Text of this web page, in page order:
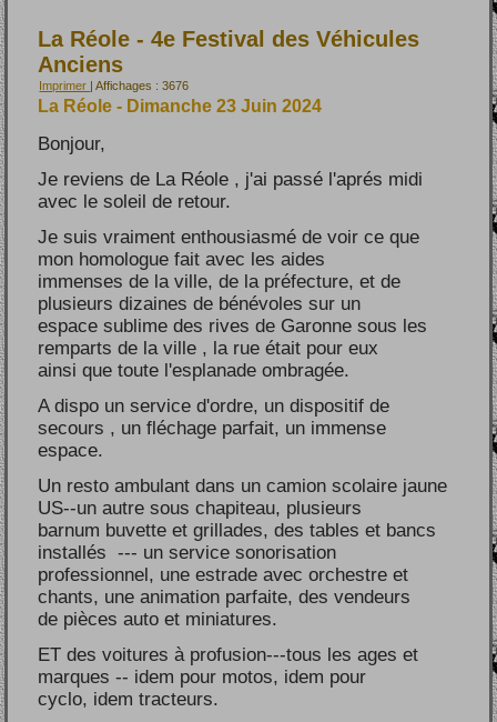
La Réole - 4e Festival des Véhicules
Anciens
Imprimer | Affichages : 3676
La Réole - Dimanche 23 Juin 2024
Bonjour,
Je reviens de La Réole , j'ai passé l'aprés midi
avec le soleil de retour.
Je suis vraiment enthousiasmé de voir ce que
mon homologue fait avec les aides
immenses de la ville, de la préfecture, et de
plusieurs dizaines de bénévoles sur un
espace sublime des rives de Garonne sous les
remparts de la ville , la rue était pour eux
ainsi que toute l'esplanade ombragée.
A dispo un service d'ordre, un dispositif de
secours , un fléchage parfait, un immense
espace.
Un resto ambulant dans un camion scolaire jaune
US--un autre sous chapiteau, plusieurs
barnum buvette et grillades, des tables et bancs
installés --- un service sonorisation
professionnel, une estrade avec orchestre et
chants, une animation parfaite, des vendeurs
de pièces auto et miniatures.
ET des voitures à profusion---tous les ages et
marques -- idem pour motos, idem pour
cyclo, idem tracteurs.